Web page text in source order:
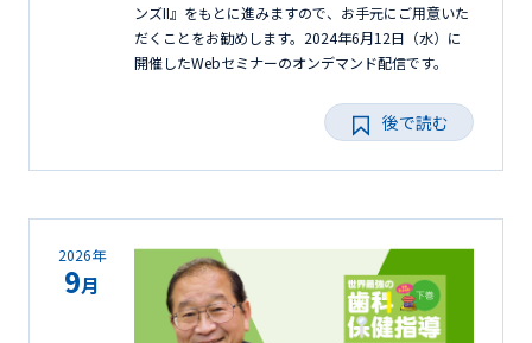
ンズII』をもとに進みますので、お手元にご用意いた
だくことをお勧めします。2024年6月12日（水）に
開催したWebセミナーのオンデマンド配信です。
後で読む
2026年
9月